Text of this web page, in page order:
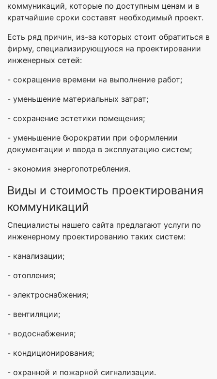
коммуникаций, которые по доступным ценам и в
кратчайшие сроки составят необходимый проект.
Есть ряд причин, из-за которых стоит обратиться в
фирму, специализирующуюся на проектировании
инженерных сетей:
- сокращение времени на выполнение работ;
- уменьшение материальных затрат;
- сохранение эстетики помещения;
- уменьшение бюрократии при оформлении
документации и ввода в эксплуатацию систем;
- экономия энергопотребления.
Виды и стоимость проектирования
коммуникаций
Специалисты нашего сайта предлагают услуги по
инженерному проектированию таких систем:
- канализации;
- отопления;
- электроснабжения;
- вентиляции;
- водоснабжения;
- кондиционирования;
- охранной и пожарной сигнализации.